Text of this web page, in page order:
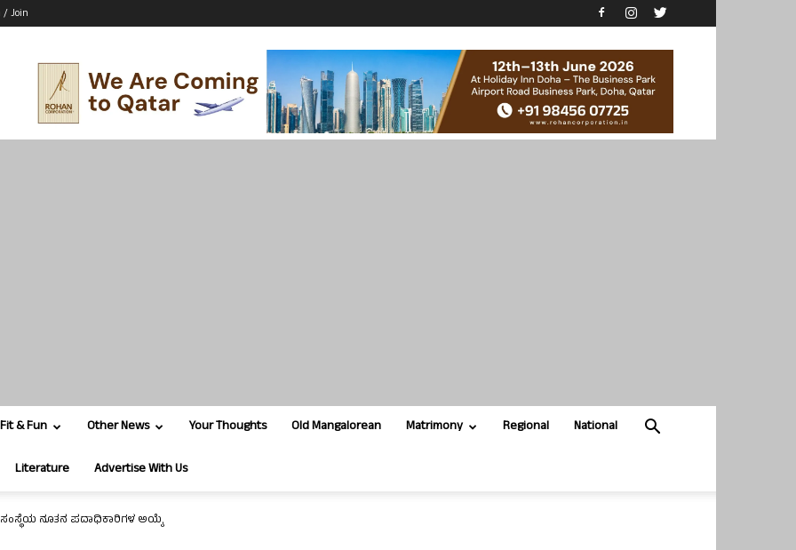
/ Join
Fit & Fun Other News Your Thoughts Old Mangalorean Matrimony Regional National
Literature Advertise With Us
ನೂತನ ಪದಾಧಿಕಾರಿಗಳ ಅಯ್ಕೆ